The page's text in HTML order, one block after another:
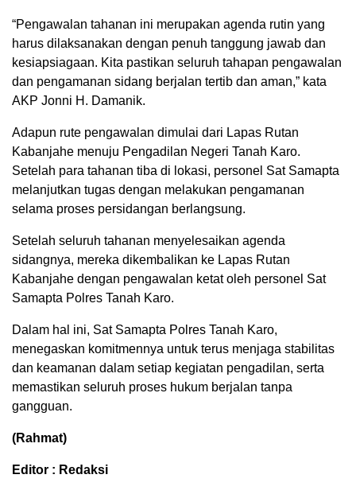
“Pengawalan tahanan ini merupakan agenda rutin yang
harus dilaksanakan dengan penuh tanggung jawab dan
kesiapsiagaan. Kita pastikan seluruh tahapan pengawalan
dan pengamanan sidang berjalan tertib dan aman,” kata
AKP Jonni H. Damanik.
Adapun rute pengawalan dimulai dari Lapas Rutan
Kabanjahe menuju Pengadilan Negeri Tanah Karo.
Setelah para tahanan tiba di lokasi, personel Sat Samapta
melanjutkan tugas dengan melakukan pengamanan
selama proses persidangan berlangsung.
Setelah seluruh tahanan menyelesaikan agenda
sidangnya, mereka dikembalikan ke Lapas Rutan
Kabanjahe dengan pengawalan ketat oleh personel Sat
Samapta Polres Tanah Karo.
Dalam hal ini, Sat Samapta Polres Tanah Karo,
menegaskan komitmennya untuk terus menjaga stabilitas
dan keamanan dalam setiap kegiatan pengadilan, serta
memastikan seluruh proses hukum berjalan tanpa
gangguan.
(Rahmat)
Editor : Redaksi